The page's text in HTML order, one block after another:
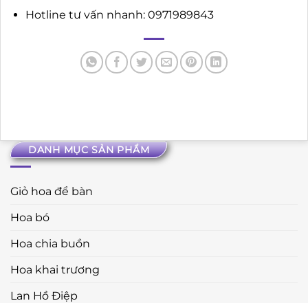
DANH MỤC SẢN PHẨM
Giỏ hoa để bàn
Hoa bó
Hoa chia buồn
Hoa khai trương
Lan Hồ Điệp
Hotline tư vấn nhanh: 0971989843